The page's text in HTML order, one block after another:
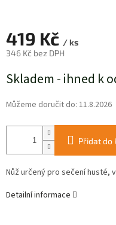
419 Kč / ks
346 Kč bez DPH
cena:
Skladem - ihned k
Můžeme doručit do: 11.8.2026
Přidat do
Nůž určený pro sečení husté,
Detailní informace